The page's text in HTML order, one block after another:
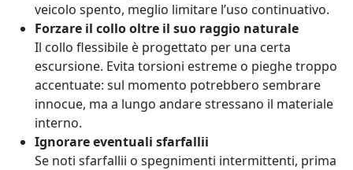
veicolo spento, meglio limitare l’uso continuativo.
Forzare il collo oltre il suo raggio naturale
Il collo flessibile è progettato per una certa
escursione. Evita torsioni estreme o pieghe troppo
accentuate: sul momento potrebbero sembrare
innocue, ma a lungo andare stressano il materiale
interno.
Ignorare eventuali sfarfallii
Se noti sfarfallii o spegnimenti intermittenti, prima